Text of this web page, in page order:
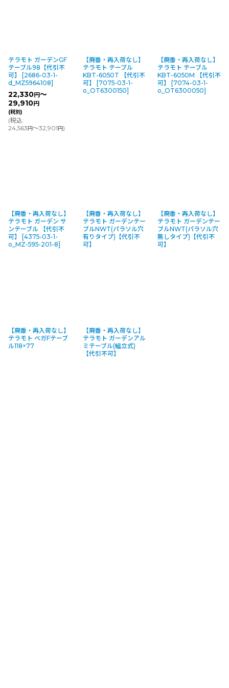
テラモト ガーデンGF
テーブル98【代引不
可】
[2686-03-1-
d_MZ5964108]
22,330円～
29,910円
(税別)
(税込:
24,563円～32,901円)
【廃番・再入荷なし】
テラモト テーブル
KBT-6050T 【代引不
可】
[7075-03-1-
o_OT6300150]
【廃番・再入荷なし】
テラモト テーブル
KBT-6050M 【代引不
可】
[7074-03-1-
o_OT6300050]
【廃番・再入荷なし】
テラモト ガーデン サ
ンテーブル 【代引不
可】
[4375-03-1-
o_MZ-595-201-8]
【廃番・再入荷なし】
テラモト ガーデンテー
ブルNWT(パラソル穴
有りタイプ)【代引不
可】
【廃番・再入荷なし】
テラモト ガーデンテー
ブルNWT(パラソル穴
無しタイプ)【代引不
可】
【廃番・再入荷なし】
テラモト ベガFテーブ
ル118×77
【廃番・再入荷なし】
テラモト ガーデンアル
ミテーブル(組立式)
【代引不可】